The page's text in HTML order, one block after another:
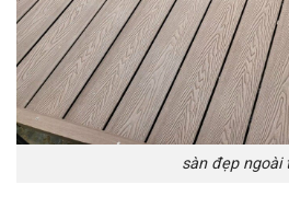
sàn đẹp ngoài